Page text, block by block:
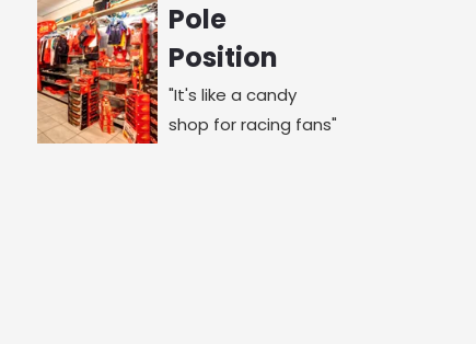
Pole
Position
"It's like a candy
shop for racing fans"